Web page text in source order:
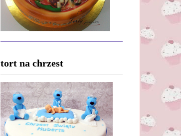
tort na chrzest